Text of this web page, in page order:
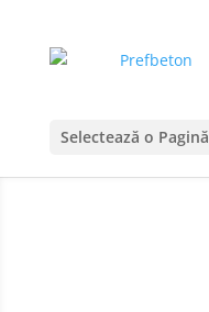
Selectează o Pagină